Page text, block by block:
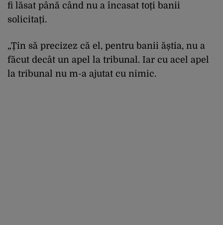
fi lăsat până când nu a încasat toți banii
solicitați.
„Țin să precizez că el, pentru banii ăștia, nu a
făcut decât un apel la tribunal. Iar cu acel apel
la tribunal nu m-a ajutat cu nimic.